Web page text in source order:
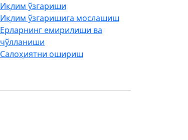
Иқлим ўзгариши
Иқлим ўзгаришига мослашиш
Ерларнинг емирилиши ва
чўлланиши
Салоҳиятни ошириш